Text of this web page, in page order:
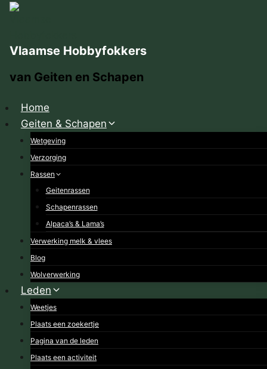
Doorgaan
Vlaamse Hobbyfokkers
van Geiten en Schapen
Home
Geiten & Schapen
Wetgeving
Verzorging
Rassen
Geitenrassen
Schapenrassen
Alpaca’s & Lama’s
Verwerking melk & vlees
Blog
Wolverwerking
Leden
Weetjes
Plaats een zoekertje
Pagina van de leden
Plaats een activiteit